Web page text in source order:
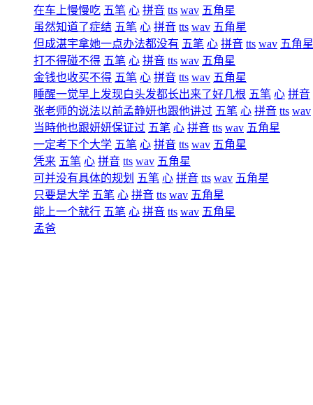
在车上慢慢吃 五笔 心 拼音 tts wav 五角星
虽然知道了症结 五笔 心 拼音 tts wav 五角星
但成湛宇拿她一点办法都没有 五笔 心 拼音 tts wav 五角星
打不得碰不得 五笔 心 拼音 tts wav 五角星
金钱也收买不得 五笔 心 拼音 tts wav 五角星
睡醒一觉早上发现白头发都长出来了好几根 五笔 心 拼音
张老师的说法以前孟静妍也跟他讲过 五笔 心 拼音 tts wav
当時他也跟妍妍保证过 五笔 心 拼音 tts wav 五角星
一定考下个大学 五笔 心 拼音 tts wav 五角星
凭来 五笔 心 拼音 tts wav 五角星
可并没有具体的规划 五笔 心 拼音 tts wav 五角星
只要是大学 五笔 心 拼音 tts wav 五角星
能上一个就行 五笔 心 拼音 tts wav 五角星
孟爸